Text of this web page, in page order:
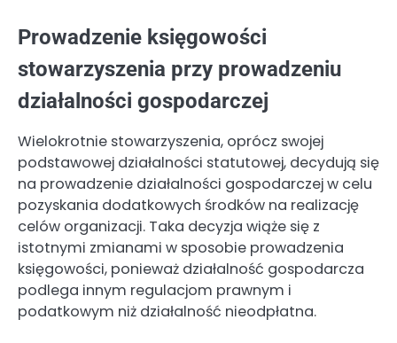
Prowadzenie księgowości
stowarzyszenia przy prowadzeniu
działalności gospodarczej
Wielokrotnie stowarzyszenia, oprócz swojej
podstawowej działalności statutowej, decydują się
na prowadzenie działalności gospodarczej w celu
pozyskania dodatkowych środków na realizację
celów organizacji. Taka decyzja wiąże się z
istotnymi zmianami w sposobie prowadzenia
księgowości, ponieważ działalność gospodarcza
podlega innym regulacjom prawnym i
podatkowym niż działalność nieodpłatna.